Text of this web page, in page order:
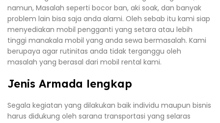
namun, Masalah seperti bocor ban, aki soak, dan banyak
problem lain bisa saja anda alami. Oleh sebab itu kami siap
menyediakan mobil pengganti yang setara atau lebih
tinggi manakala mobil yang anda sewa bermasalah. Kami
berupaya agar rutinitas anda tidak terganggu oleh
masalah yang berasal dari mobil rental kami.
Jenis Armada lengkap
Segala kegiatan yang dilakukan baik individu maupun bisnis
harus didukung oleh sarana transportasi yang selaras